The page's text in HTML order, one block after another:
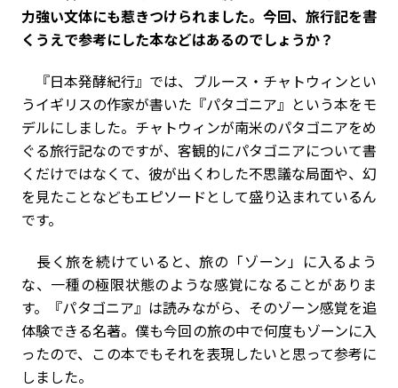
力強い文体にも惹きつけられました。今回、旅行記を書
くうえで参考にした本などはあるのでしょうか？
『日本発酵紀行』では、ブルース・チャトウィンとい
うイギリスの作家が書いた『パタゴニア』という本をモ
デルにしました。チャトウィンが南米のパタゴニアをめ
ぐる旅行記なのですが、客観的にパタゴニアについて書
くだけではなくて、彼が出くわした不思議な局面や、幻
を見たことなどもエピソードとして盛り込まれているん
です。
長く旅を続けていると、旅の「ゾーン」に入るよう
な、一種の極限状態のような感覚になることがありま
す。『パタゴニア』は読みながら、そのゾーン感覚を追
体験できる名著。僕も今回の旅の中で何度もゾーンに入
ったので、この本でもそれを表現したいと思って参考に
しました。